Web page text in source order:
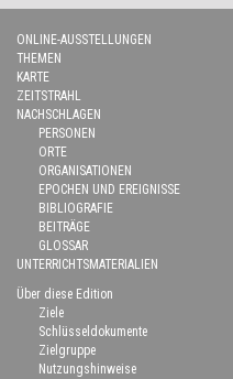
ONLINE-AUSSTELLUNGEN
THEMEN
KARTE
ZEITSTRAHL
NACHSCHLAGEN
PERSONEN
ORTE
ORGANISATIONEN
EPOCHEN UND EREIGNISSE
BIBLIOGRAFIE
BEITRÄGE
GLOSSAR
UNTERRICHTSMATERIALIEN
Über diese Edition
Ziele
Schlüsseldokumente
Zielgruppe
Nutzungshinweise